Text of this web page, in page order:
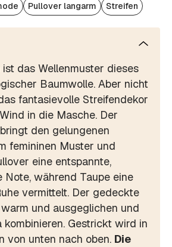
Pullover langarm Streifen
ist das Wellenmuster dieses
Baumwolle. Aber nicht
fantasievolle Streifendekor
in die Masche. Der
den gelungenen
femininen Muster und
eine entspannte,
Note, während Taupe eine
vermittelt. Der gedeckte
und ausgeglichen und
kombinieren. Gestrickt wird in
von unten nach oben. Die